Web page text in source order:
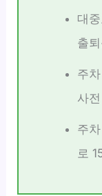
대
출
주
사
주
로